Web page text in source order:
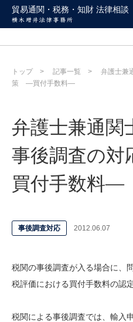
貿易通関・税務・知財 法律相談
トップ
記事一覧
弁護士兼
策 ―買付手数料―
弁護士兼通関
事後調査の
買付手数料―
事後調査対応 2012.06.07
税関の事後調査が入る場合に、
税評価における買付手数料の認
税関による事後調査では、輸入